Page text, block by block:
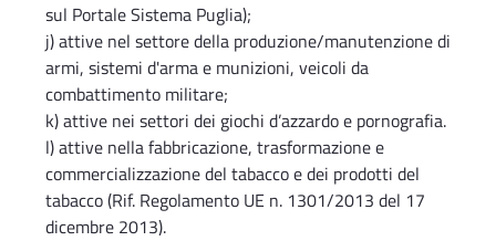
sul Portale Sistema Puglia);
j) attive nel settore della produzione/manutenzione di
armi, sistemi d'arma e munizioni, veicoli da
combattimento militare;
k) attive nei settori dei giochi d’azzardo e pornografia.
l) attive nella fabbricazione, trasformazione e
commercializzazione del tabacco e dei prodotti del
tabacco (Rif. Regolamento UE n. 1301/2013 del 17
dicembre 2013).